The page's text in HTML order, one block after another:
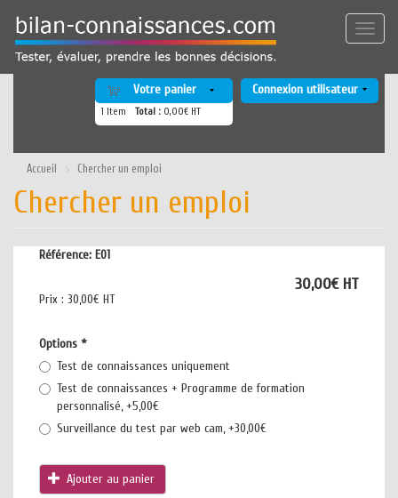
contenu
principal
Toggle
Votre panier
1 Item Total : 0,00€ HT
Connexion utilisateur
Accueil Chercher un emploi
Chercher un emploi
Référence: E01
30,00€ HT
Prix : 30,00€ HT
Options *
Test de connaissances uniquement
Test de connaissances + Programme de formation
personnalisé, +5,00€
Surveillance du test par web cam, +30,00€
Ajouter au panier